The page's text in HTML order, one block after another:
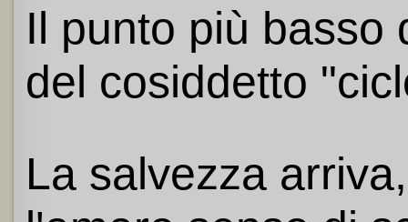
Il punto più basso
del cosiddetto
La salvezza